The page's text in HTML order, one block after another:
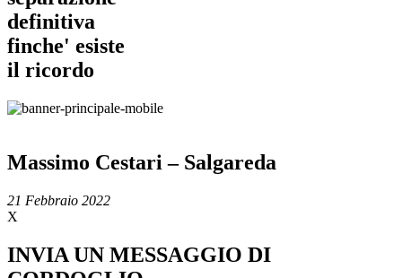
definitiva
finche' esiste
il ricordo
Massimo Cestari – Salgareda
21 Febbraio 2022
X
INVIA UN MESSAGGIO DI